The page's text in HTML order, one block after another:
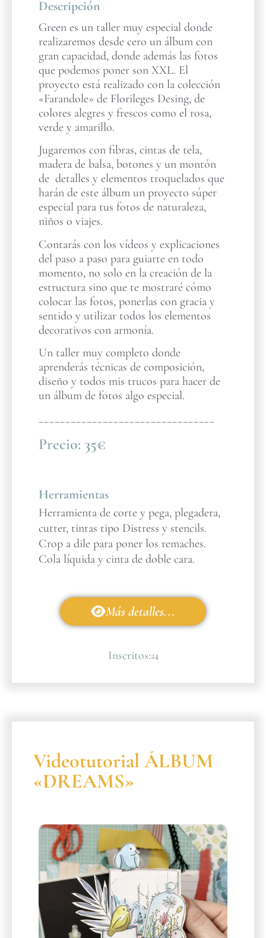
Descripción
Green es un taller muy especial donde
realizaremos desde cero un álbum con
gran capacidad, donde además las fotos
que podemos poner son XXL. El
proyecto está realizado con la colección
«Farandole» de Florileges Desing, de
colores alegres y frescos como el rosa,
verde y amarillo.
Jugaremos con fibras, cintas de tela,
madera de balsa, botones y un montón
de detalles y elementos troquelados que
harán de este álbum un proyecto súper
especial para tus fotos de naturaleza,
niños o viajes.
Contarás con los vídeos y explicaciones
del paso a paso para guiarte en todo
momento, no solo en la creación de la
estructura sino que te mostraré cómo
colocar las fotos, ponerlas con gracia y
sentido y utilizar todos los elementos
decorativos con armonía.
Un taller muy completo donde
aprenderás técnicas de composición,
diseño y todos mis trucos para hacer de
un álbum de fotos algo especial.
_________________________________
Precio: 35€
Herramientas
Herramienta de corte y pega, plegadera,
cutter, tintas tipo Distress y stencils.
Crop a dile para poner los remaches.
Cola líquida y cinta de doble cara.
Más detalles...
Inscritos:24
Videotutorial ÁLBUM
«DREAMS»